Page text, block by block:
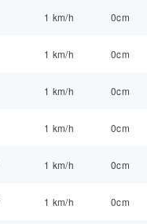
1 km/h 0cm
1 km/h 0cm
1 km/h 0cm
1 km/h 0cm
1 km/h 0cm
1 km/h 0cm